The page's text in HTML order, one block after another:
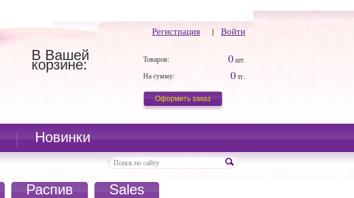
Регистрация | Войти
В Вашей
корзине: Товаров: 0шт.
На сумму:
0тг.
Оформить заказ
Новинки
Распив Sales